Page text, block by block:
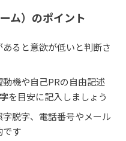
ム）のポイント
あると意欲が低いと判断さ
動機や自己PRの自由記述
を目安に記入しましょう
字脱字、電話番号やメール
です